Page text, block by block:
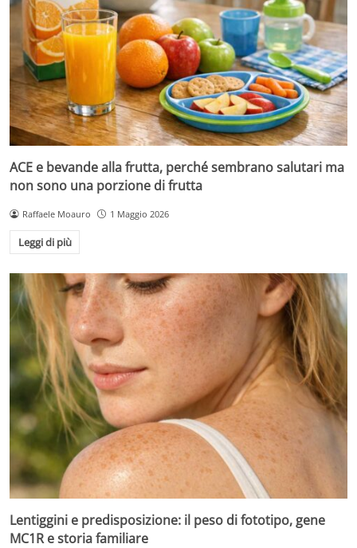
ACE e bevande alla frutta, perché sembrano salutari ma
non sono una porzione di frutta
Raffaele Moauro 1 Maggio 2026
Leggi di più
Lentiggini e predisposizione: il peso di fototipo, gene
MC1R e storia familiare